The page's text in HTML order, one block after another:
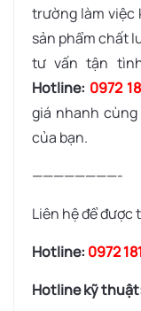
trường làm việc
sản phẩm chất
tư vấn tận
Hotline: 0972
giá nhanh
của bạn.
————————-
Liên hệ để được
Hotline: 0972
Hotline kỹ